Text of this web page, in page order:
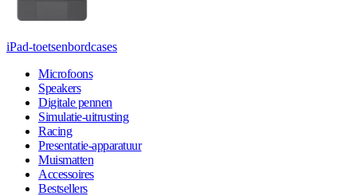
iPad-toetsenbordcases
Microfoons
Speakers
Digitale pennen
Simulatie-uitrusting
Racing
Presentatie-apparatuur
Muismatten
Accessoires
Bestsellers